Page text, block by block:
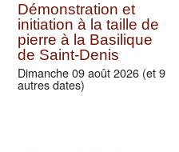
Démonstration et
initiation à la taille de
pierre à la Basilique
de Saint-Denis
Dimanche 09 août 2026 (et 9
autres dates)